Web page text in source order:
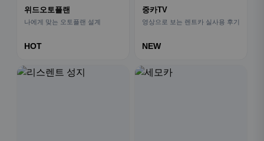
위드오토플랜
나에게 맞는 오토플랜 설계
HOT
중카TV
영상으로 보는 렌트카 실사용 후기
NEW